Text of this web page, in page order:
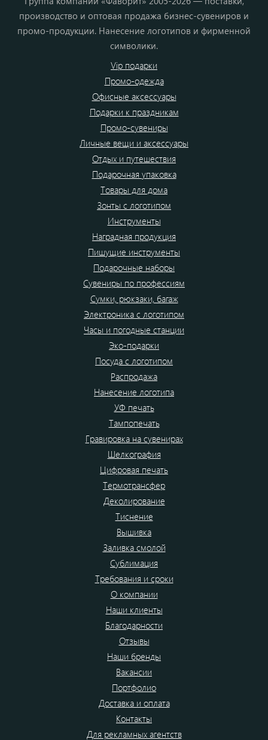
производство и оптовая продажа бизнес-сувениров и
промо-продукции. Нанесение логотипов и фирменной
символики.
Vip подарки
Промо-одежда
Офисные аксессуары
Подарки к праздникам
Промо-сувениры
Личные вещи и аксессуары
Отдых и путешествия
Подарочная упаковка
Товары для дома
Зонты с логотипом
Инструменты
Наградная продукция
Пишущие инструменты
Подарочные наборы
Сувениры по профессиям
Сумки, рюкзаки, багаж
Электроника с логотипом
Часы и погодные станции
Эко-подарки
Посуда с логотипом
Распродажа
Нанесение логотипа
УФ печать
Тампопечать
Гравировка на сувенирах
Шелкография
Цифровая печать
Термотрансфер
Деколирование
Тиснение
Вышивка
Заливка смолой
Сублимация
Требования и сроки
О компании
Наши клиенты
Благодарности
Отзывы
Наши бренды
Вакансии
Портфолио
Доставка и оплата
Контакты
Для рекламных агентств